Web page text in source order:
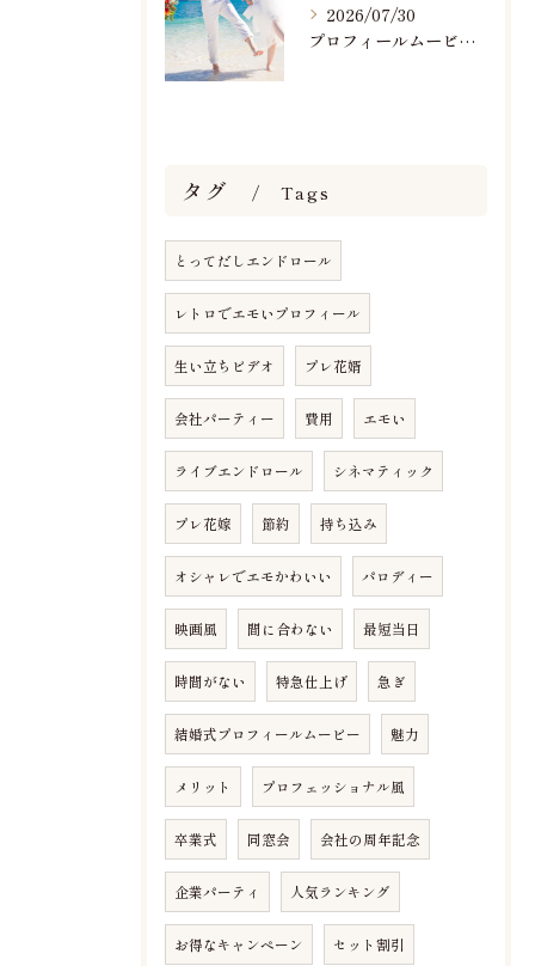
2026/07/30
プロフィールムービーで人気おすすめのBGM楽曲ランキング！(7/29最新)
タグ Tags
とってだしエンドロール
レトロでエモいプロフィール
生い立ちビデオ プレ花婿
会社パーティー 費用 エモい
ライブエンドロール シネマティック
プレ花嫁 節約 持ち込み
オシャレでエモかわいい パロディー
映画風 間に合わない 最短当日
時間がない 特急仕上げ 急ぎ
結婚式プロフィールムービー 魅力
メリット プロフェッショナル風
卒業式 同窓会 会社の周年記念
企業パーティ 人気ランキング
お得なキャンペーン セット割引